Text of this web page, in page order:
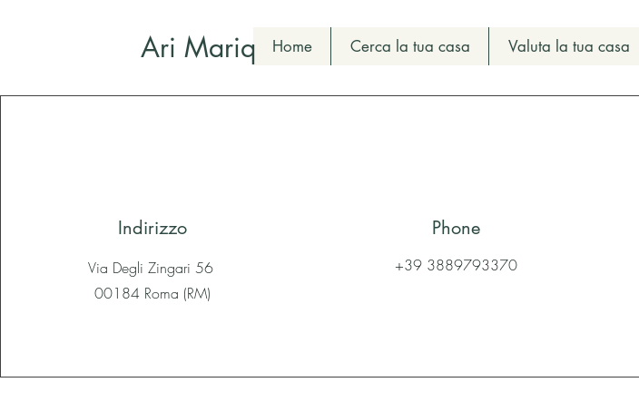
Ari Mariq Home Cerca la tua casa Valuta la tua casa
Indirizzo
Via Degli Zingari 56
00184 Roma (RM)
Phone
+39 3889793370